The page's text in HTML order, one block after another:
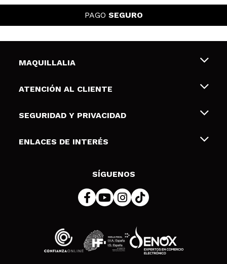
PAGO SEGURO
MAQUILLALIA
Sobre nosotros
Tarjetas de Regalo
ATENCIÓN AL CLIENTE
Envíos y devoluciones
Formas de pago
SEGURIDAD Y PRIVACIDAD
Terminos y condiciones de uso
Política de cookies
ENLACES DE INTERÉS
SÍGUENOS